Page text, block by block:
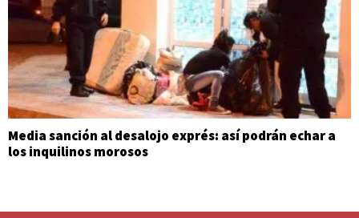
Media sanción al desalojo exprés: así podrán echar a
los inquilinos morosos